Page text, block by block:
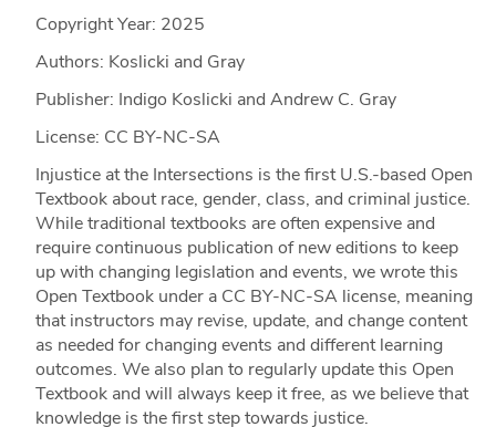
Copyright Year: 2025
Authors: Koslicki and Gray
Publisher: Indigo Koslicki and Andrew C. Gray
License: CC BY-NC-SA
Injustice at the Intersections is the first U.S.-based Open
Textbook about race, gender, class, and criminal justice.
While traditional textbooks are often expensive and
require continuous publication of new editions to keep
up with changing legislation and events, we wrote this
Open Textbook under a CC BY-NC-SA license, meaning
that instructors may revise, update, and change content
as needed for changing events and different learning
outcomes. We also plan to regularly update this Open
Textbook and will always keep it free, as we believe that
knowledge is the first step towards justice.